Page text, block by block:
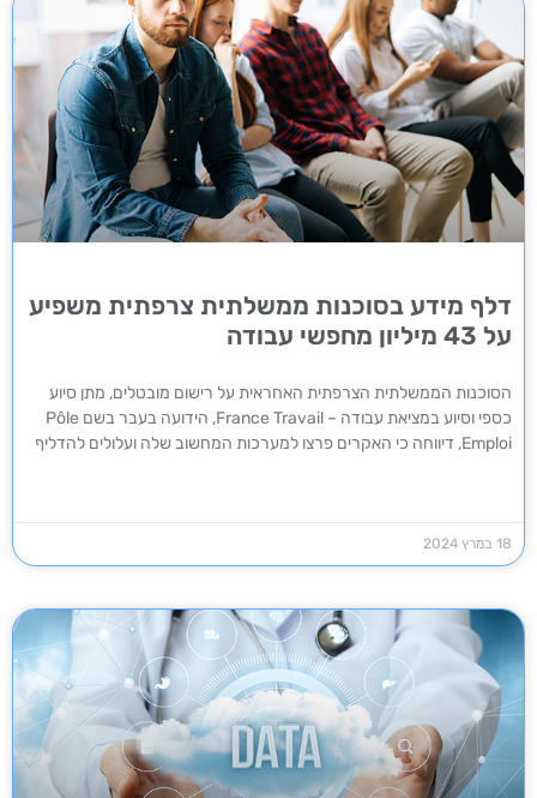
דלף מידע בסוכנות ממשלתית צרפתית משפיע
על 43 מיליון מחפשי עבודה
הסוכנות הממשלתית הצרפתית האחראית על רישום מובטלים, מתן סיוע
כספי וסיוע במציאת עבודה – France Travail, הידועה בעבר בשם Pôle
Emploi, דיווחה כי האקרים פרצו למערכות המחשוב שלה ועלולים להדליף
18 במרץ 2024